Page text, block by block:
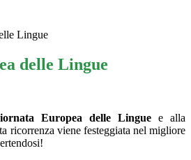
Lingue
delle Lingue
Europea delle Linguee alla
ricorrenza viene festeggiata nel migliore